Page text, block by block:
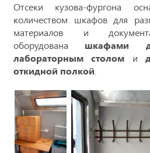
Отсеки кузова-фургона
количеством шкафов для
материалов и
оборудована шкафами
лабораторным столом и
откидной полкой